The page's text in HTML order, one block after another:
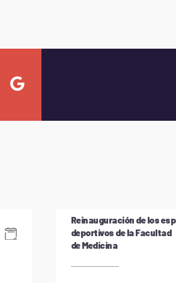
Reinauguración de los
deportivos de la Facultad
de Medicina